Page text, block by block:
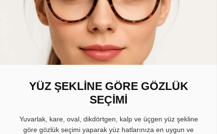
YÜZ ŞEKLİNE GÖRE GÖZLÜK
SEÇİMİ
Yuvarlak, kare, oval, dikdörtgen, kalp ve üçgen yüz şekline
göre gözlük seçimi yaparak yüz hatlarınıza en uygun ve